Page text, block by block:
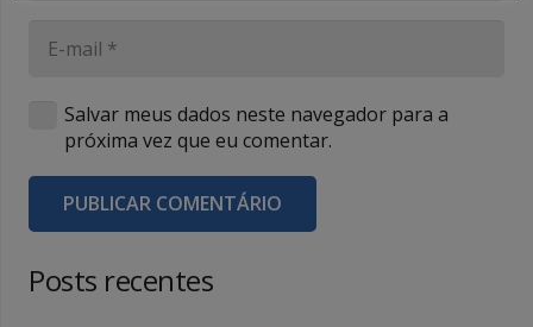
Salvar meus dados neste navegador para a
próxima vez que eu comentar.
PUBLICAR COMENTÁRIO
Posts recentes